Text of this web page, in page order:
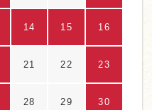
14 15 16
21 22 23
28 29 30